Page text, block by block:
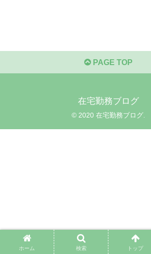
PAGE TOP
在宅勤務ブログ
© 2020 在宅勤務ブログ.
ホーム 検索 トップ